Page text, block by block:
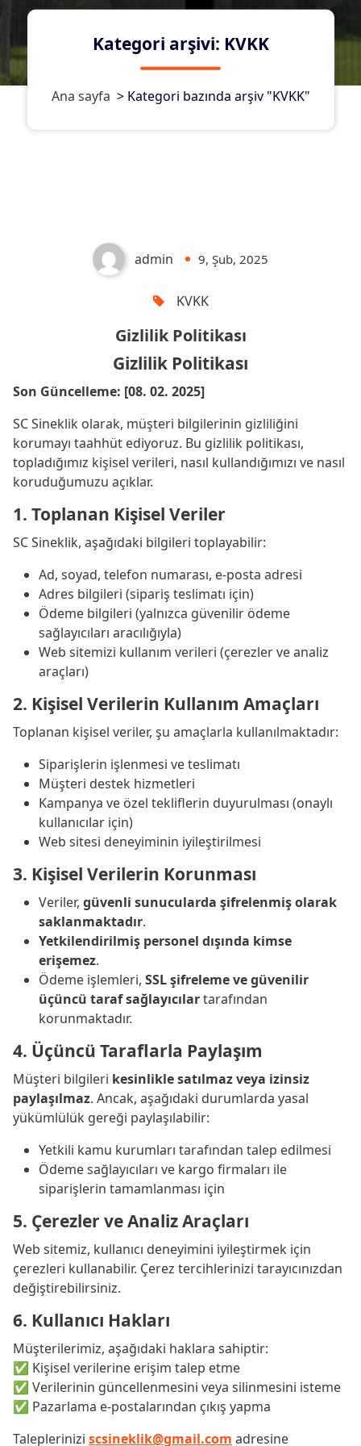
Kategori arşivi: KVKK
Ana sayfa > Kategori bazında arşiv "KVKK"
admin 9, Şub, 2025
KVKK
Gizlilik Politikası
Gizlilik Politikası
Son Güncelleme: [08. 02. 2025]
SC Sineklik olarak, müşteri bilgilerinin gizliliğini
korumayı taahhüt ediyoruz. Bu gizlilik politikası,
topladığımız kişisel verileri, nasıl kullandığımızı ve nasıl
koruduğumuzu açıklar.
1. Toplanan Kişisel Veriler
SC Sineklik, aşağıdaki bilgileri toplayabilir:
Ad, soyad, telefon numarası, e-posta adresi
Adres bilgileri (sipariş teslimatı için)
Ödeme bilgileri (yalnızca güvenilir ödeme
sağlayıcıları aracılığıyla)
Web sitemizi kullanım verileri (çerezler ve analiz
araçları)
2. Kişisel Verilerin Kullanım Amaçları
Toplanan kişisel veriler, şu amaçlarla kullanılmaktadır:
Siparişlerin işlenmesi ve teslimatı
Müşteri destek hizmetleri
Kampanya ve özel tekliflerin duyurulması (onaylı
kullanıcılar için)
Web sitesi deneyiminin iyileştirilmesi
3. Kişisel Verilerin Korunması
Veriler, güvenli sunucularda şifrelenmiş olarak
saklanmaktadır.
Yetkilendirilmiş personel dışında kimse
erişemez.
Ödeme işlemleri, SSL şifreleme ve güvenilir
üçüncü taraf sağlayıcılartarafından
korunmaktadır.
4. Üçüncü Taraflarla Paylaşım
Müşteri bilgileri kesinlikle satılmaz veya izinsiz
paylaşılmaz. Ancak, aşağıdaki durumlarda yasal
yükümlülük gereği paylaşılabilir:
Yetkili kamu kurumları tarafından talep edilmesi
Ödeme sağlayıcıları ve kargo firmaları ile
siparişlerin tamamlanması için
5. Çerezler ve Analiz Araçları
Web sitemiz, kullanıcı deneyimini iyileştirmek için
çerezleri kullanabilir. Çerez tercihlerinizi tarayıcınızdan
değiştirebilirsiniz.
6. Kullanıcı Hakları
Müşterilerimiz, aşağıdaki haklara sahiptir:
✅ Kişisel verilerine erişim talep etme
✅ Verilerinin güncellenmesini veya silinmesini isteme
✅ Pazarlama e-postalarından çıkış yapma
Taleplerinizi scsineklik@gmail.com adresine